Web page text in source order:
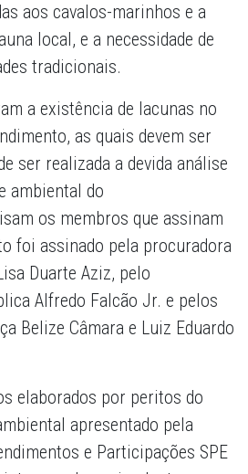
aos cavalos-marinhos e a
local, e a necessidade de
tradicionais.
a existência de lacunas no
as quais devem ser
ser realizada a devida análise
ambiental do
os membros que assinam
foi assinado pela procuradora
Duarte Aziz, pelo
Alfredo Falcão Jr. e pelos
Belize Câmara e Luiz Eduardo
elaborados por peritos do
apresentado pela
e Participações SPE